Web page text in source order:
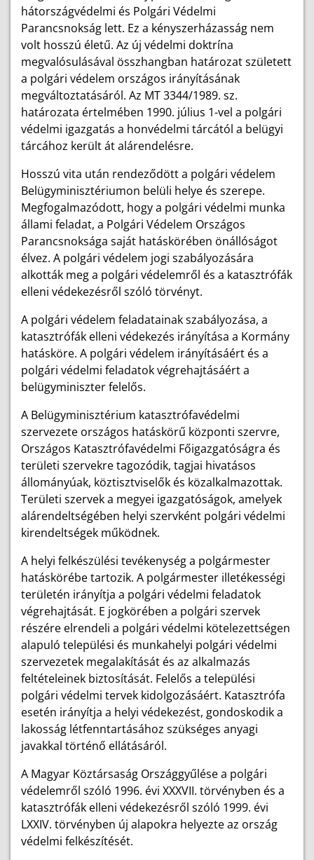
hátországvédelmi és Polgári Védelmi
Parancsnokság lett. Ez a kényszerházasság nem
volt hosszú életű. Az új védelmi doktrína
megvalósulásával összhangban határozat született
a polgári védelem országos irányításának
megváltoztatásáról. Az MT 3344/1989. sz.
határozata értelmében 1990. július 1-vel a polgári
védelmi igazgatás a honvédelmi tárcától a belügyi
tárcához került át alárendelésre.
Hosszú vita után rendeződött a polgári védelem
Belügyminisztériumon belüli helye és szerepe.
Megfogalmazódott, hogy a polgári védelmi munka
állami feladat, a Polgári Védelem Országos
Parancsnoksága saját hatáskörében önállóságot
élvez. A polgári védelem jogi szabályozására
alkották meg a polgári védelemről és a katasztrófák
elleni védekezésről szóló törvényt.
A polgári védelem feladatainak szabályozása, a
katasztrófák elleni védekezés irányítása a Kormány
hatásköre. A polgári védelem irányításáért és a
polgári védelmi feladatok végrehajtásáért a
belügyminiszter felelős.
A Belügyminisztérium katasztrófavédelmi
szervezete országos hatáskörű központi szervre,
Országos Katasztrófavédelmi Főigazgatóságra és
területi szervekre tagozódik, tagjai hivatásos
állományúak, köztisztviselők és közalkalmazottak.
Területi szervek a megyei igazgatóságok, amelyek
alárendeltségében helyi szervként polgári védelmi
kirendeltségek működnek.
A helyi felkészülési tevékenység a polgármester
hatáskörébe tartozik. A polgármester illetékességi
területén irányítja a polgári védelmi feladatok
végrehajtását. E jogkörében a polgári szervek
részére elrendeli a polgári védelmi kötelezettségen
alapuló települési és munkahelyi polgári védelmi
szervezetek megalakítását és az alkalmazás
feltételeinek biztosítását. Felelős a települési
polgári védelmi tervek kidolgozásáért. Katasztrófa
esetén irányítja a helyi védekezést, gondoskodik a
lakosság létfenntartásához szükséges anyagi
javakkal történő ellátásáról.
A Magyar Köztársaság Országgyűlése a polgári
védelemről szóló 1996. évi XXXVII. törvényben és a
katasztrófák elleni védekezésről szóló 1999. évi
LXXIV. törvényben új alapokra helyezte az ország
védelmi felkészítését.